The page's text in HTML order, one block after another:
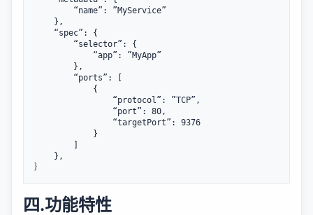
四.功能特性